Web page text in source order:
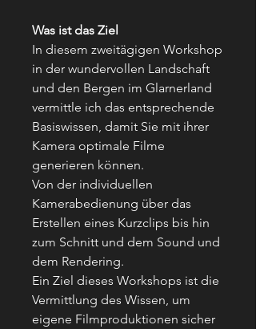
Was ist das Ziel
In diesem zweitägigen Workshop
in der wundervollen Landschaft
und den Bergen im Glarnerland
vermittle ich das entsprechende
Basiswissen, damit Sie mit ihrer
Kamera optimale Filme
generieren können.
Von der individuellen
Kamerabedienung über das
Erstellen eines Kurzclips bis hin
zum Schnitt und dem Sound und
dem Rendering.
Ein Ziel dieses Workshops ist die
Vermittlung des Wissen, um
eigene Filmproduktionen sicher